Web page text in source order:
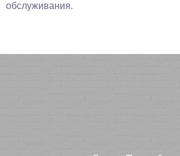
обслуживания.